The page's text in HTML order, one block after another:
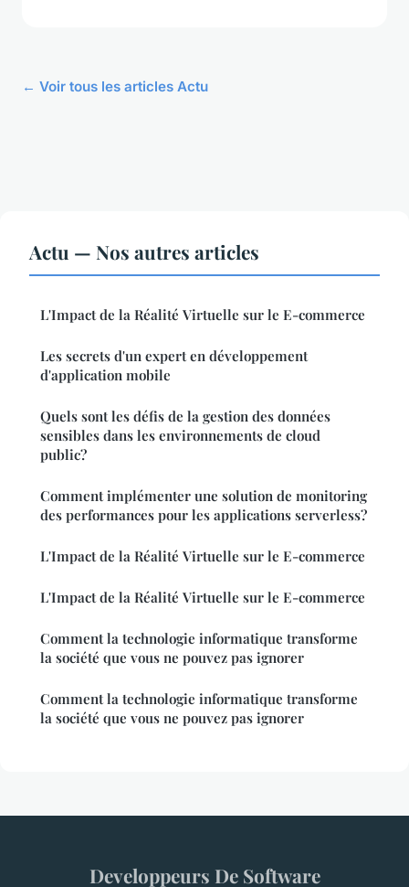
← Voir tous les articles Actu
Actu — Nos autres articles
L'Impact de la Réalité Virtuelle sur le E-commerce
Les secrets d'un expert en développement
d'application mobile
Quels sont les défis de la gestion des données
sensibles dans les environnements de cloud
public?
Comment implémenter une solution de monitoring
des performances pour les applications serverless?
L'Impact de la Réalité Virtuelle sur le E-commerce
L'Impact de la Réalité Virtuelle sur le E-commerce
Comment la technologie informatique transforme
la société que vous ne pouvez pas ignorer
Comment la technologie informatique transforme
la société que vous ne pouvez pas ignorer
Developpeurs De Software